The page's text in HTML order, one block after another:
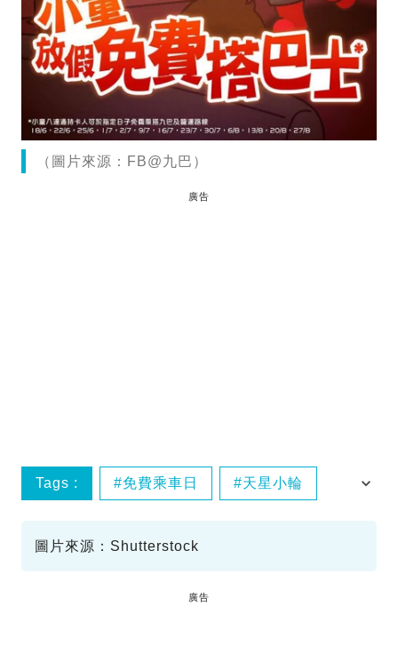
（圖片來源：FB@九巴）
廣告
Tags : 免費乘車日 天星小輪
圖片來源：Shutterstock
廣告